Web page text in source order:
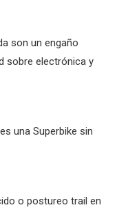
son un engaño
sobre electrónica y
una Superbike sin
o postureo trail en